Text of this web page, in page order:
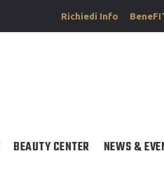
Richiedi Info
BEAUTY CENTER NEWS &